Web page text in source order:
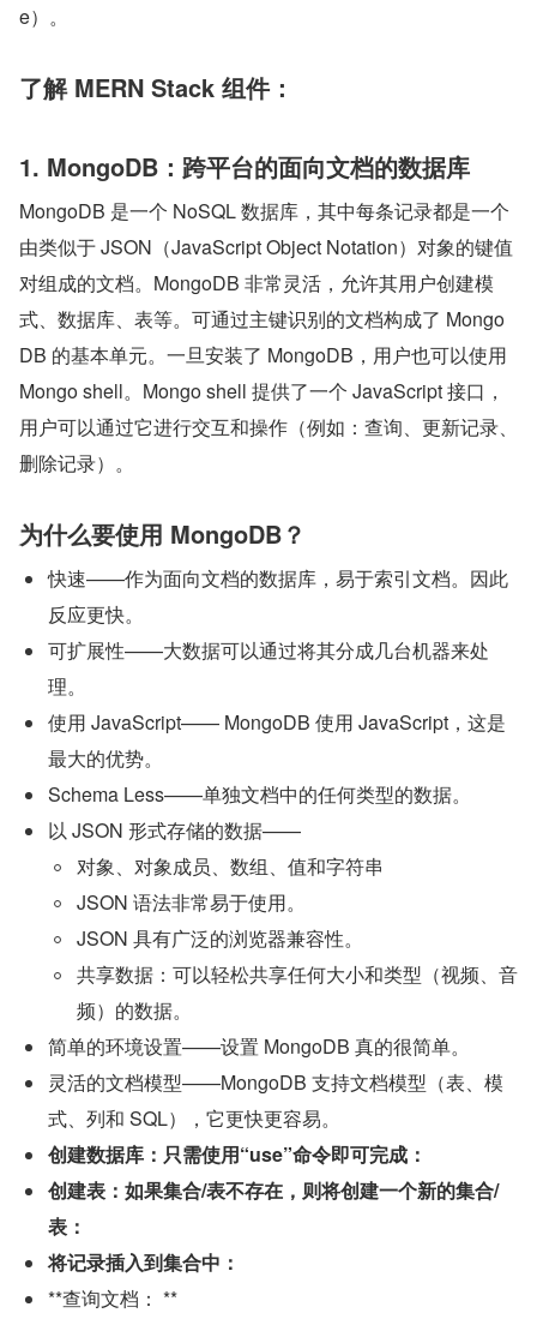
e）。
了解 MERN Stack 组件：
1. MongoDB：跨平台的面向文档的数据库
MongoDB 是一个 NoSQL 数据库，其中每条记录都是一个
由类似于 JSON（JavaScript Object Notation）对象的键值
对组成的文档。MongoDB 非常灵活，允许其用户创建模
式、数据库、表等。可通过主键识别的文档构成了 Mongo
DB 的基本单元。一旦安装了 MongoDB，用户也可以使用
Mongo shell。Mongo shell 提供了一个 JavaScript 接口，
用户可以通过它进行交互和操作（例如：查询、更新记录、
删除记录）。
为什么要使用 MongoDB？
快速——作为面向文档的数据库，易于索引文档。因此
反应更快。
可扩展性——大数据可以通过将其分成几台机器来处
理。
使用 JavaScript—— MongoDB 使用 JavaScript，这是
最大的优势。
Schema Less——单独文档中的任何类型的数据。
以 JSON 形式存储的数据——
对象、对象成员、数组、值和字符串
JSON 语法非常易于使用。
JSON 具有广泛的浏览器兼容性。
共享数据：可以轻松共享任何大小和类型（视频、音
频）的数据。
简单的环境设置——设置 MongoDB 真的很简单。
灵活的文档模型——MongoDB 支持文档模型（表、模
式、列和 SQL），它更快更容易。
创建数据库：只需使用“use”命令即可完成：
创建表：如果集合/表不存在，则将创建一个新的集合/
表：
将记录插入到集合中：
**查询文档： **